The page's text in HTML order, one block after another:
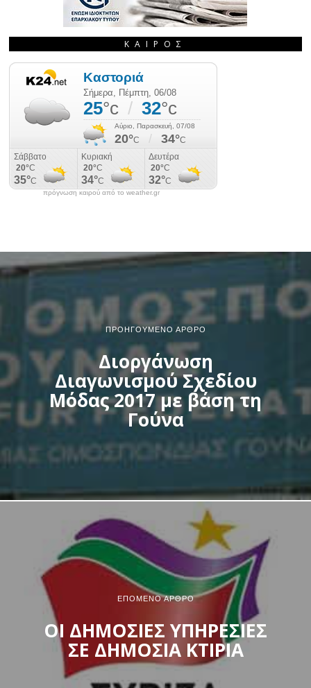
ΚΑΙΡΌΣ
πρόγνωση καιρού από το weather.gr
ΠΡΟΗΓΟΎΜΕΝΟ ΆΡΘΡΟ
Διοργάνωση
Διαγωνισμού Σχεδίου
Μόδας 2017 με βάση τη
Γούνα
ΕΠΌΜΕΝΟ ΆΡΘΡΟ
ΟΙ ΔΗΜΟΣΙΕΣ ΥΠΗΡΕΣΙΕΣ
ΣΕ ΔΗΜΟΣΙΑ ΚΤΙΡΙΑ